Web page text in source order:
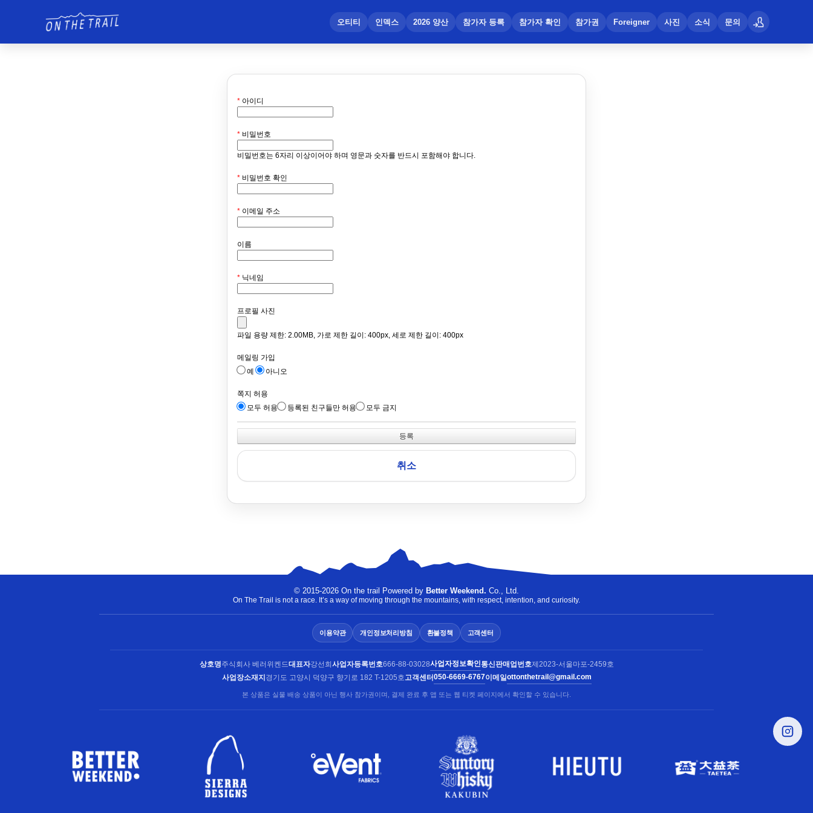
오티티 인덱스 2026 양산 참가자 등록 참가자 확인 참가권 Foreigner 사진 소식 문의
* 아이디
* 비밀번호
비밀번호는 6자리 이상이어야 하며 영문과 숫자를 반드시 포함해야 합니다.
* 비밀번호 확인
* 이메일 주소
이름
* 닉네임
프로필 사진
파일 용량 제한: 2.00MB, 가로 제한 길이: 400px, 세로 제한 길이: 400px
메일링 가입
예
아니오
쪽지 허용
모두 허용
등록된 친구들만 허용 모두 금지
취소
© 2015-2026 On the trail Powered by Better Weekend. Co., Ltd.
On The Trail is not a race. It’s a way of moving through the mountains, with respect, intention, and curiosity.
이용약관 개인정보처리방침 환불정책 고객센터
상호명주식회사 베러위켄드대표자강선희사업자등록번호666-88-03028사업자정보확인통신판매업번호제2023-서울마포-2459호
사업장소재지경기도 고양시 덕양구 향기로 182 T-1205호 고객센터050-6669-6767이메일ottonthetrail@gmail.com
본 상품은 실물 배송 상품이 아닌 행사 참가권이며, 결제 완료 후 앱 또는 웹 티켓 페이지에서 확인할 수 있습니다.